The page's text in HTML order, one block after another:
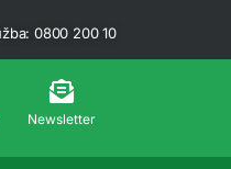
0800 200 10
Newsletter